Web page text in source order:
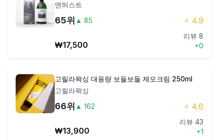
맨허스트
65위 ▲ 85 ⭐ 4.9
₩17,500
리뷰 8
+0
고릴라왁싱 대용량 보들보들 제모크림 250ml
고릴라왁싱
66위 ▲ 162 ⭐ 4.6
₩13,900
리뷰 43
+1